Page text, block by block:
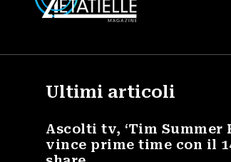
Ultimi articoli
Ascolti tv, ‘Tim Summer
vince prime time con il